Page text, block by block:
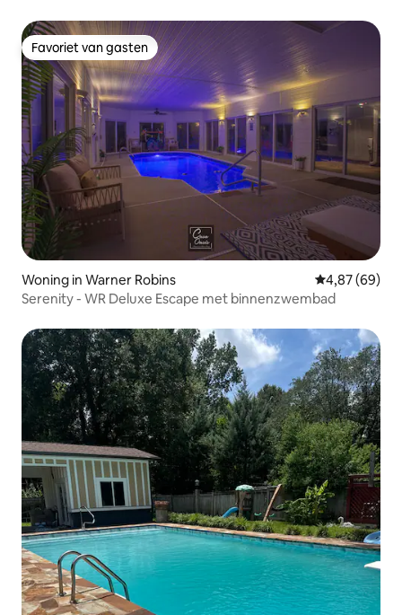
Favoriet van gasten
Favoriet van gasten
Woning in Warner Robins Gemiddelde
4,87 (69)
Serenity - WR Deluxe Escape met binnenzwembad